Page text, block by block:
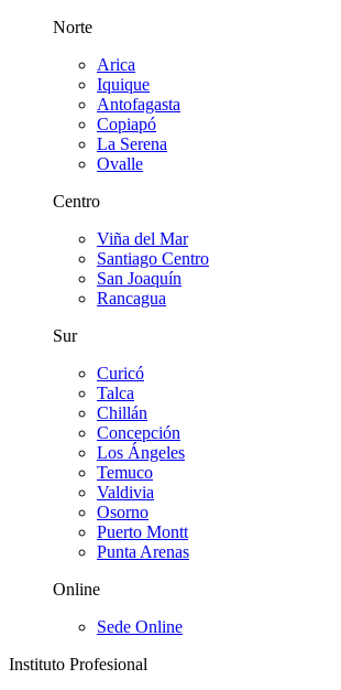
Norte
Arica
Iquique
Antofagasta
Copiapó
La Serena
Ovalle
Centro
Viña del Mar
Santiago Centro
San Joaquín
Rancagua
Sur
Curicó
Talca
Chillán
Concepción
Los Ángeles
Temuco
Valdivia
Osorno
Puerto Montt
Punta Arenas
Online
Sede Online
Instituto Profesional